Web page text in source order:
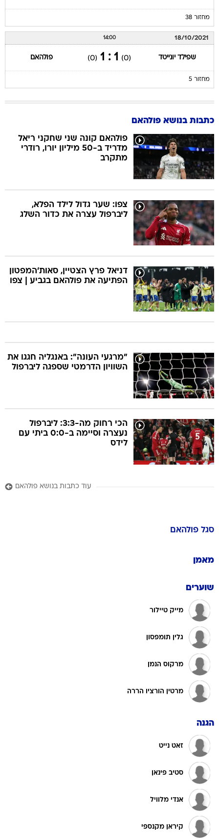
מחזור 38
18/10/2021
14:00
שפילד יונייטד (0)
1 : 1
(0) פולהאם
מחזור 5
כתבות בנושא פולהאם
פולהאם קונה שני שחקני ריאל
מדריד ב-50 מיליון יורו, רודרי
מתקרב
צפו: שער גדול לילד הפלא,
ליברפול עצרה את כדור השלג
דניאל פרץ הצטיין, סאות'המפטון
הפתיעה את פולהאם בגביע | צפו
"מרגעי העונה": באנגליה חגגו את
השוויון הדרמטי שספגה ליברפול
הכי רחוק מה-3:3: ליברפול
נעצרה וסיימה ב-0:0 ביתי עם
לידס
עוד כתבות בנושא פולהאם
סגל פולהאם
מאמן
שוערים
מייק טיילור
גלין תומפסון
מרקוס הנמן
מרטין הורציו הררה
הגנה
זאט נייט
סטיב פינאן
אנדי מלוויל
קיראן מקנספי